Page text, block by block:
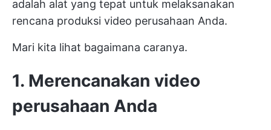
adalah alat yang tepat untuk melaksanakan
rencana produksi video perusahaan Anda.
Mari kita lihat bagaimana caranya.
1. Merencanakan video
perusahaan Anda